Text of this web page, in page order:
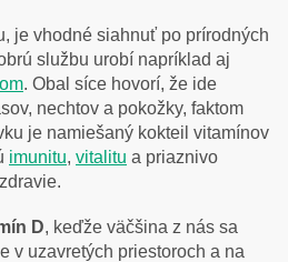
je vhodné siahnuť po prírodných
službu urobí napríklad aj
. Obal síce hovorí, že ide
nechtov a pokožky, faktom
je namiešaný kokteil vitamínov
imunitu, vitalitu a priaznivo
D, keďže väčšina z nás sa
v uzavretých priestoroch a na